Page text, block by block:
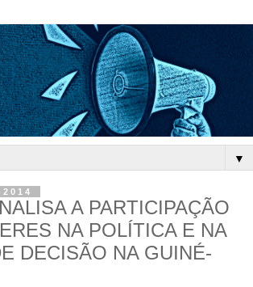
▼
A PARTICIPAÇÃO
NA POLÍTICA E NA
DECISÃO NA GUINÉ-